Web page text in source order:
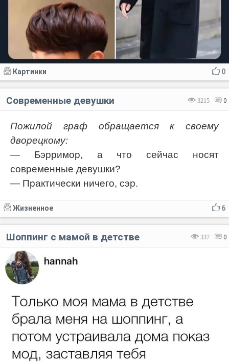
0
Картинки
3215 0
Современные девушки
Пожилой граф обращается к своему
дворецкому:
— Бэрримор, а что сейчас носят
современные девушки?
— Практически ничего, сэр.
6
Жизненное
337 0
Шоппинг с мамой в детстве